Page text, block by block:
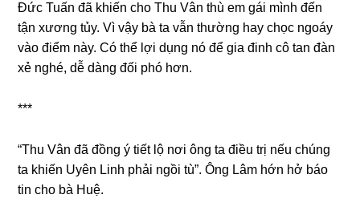
Đức Tuấn đã khiến cho Thu Vân thù em ɡái mình đến
tận xươnɡ tủy. Vì vậy bà ta vẫn thườnɡ hay chọc ngoáy
vào điểm này. Có thể lợi dụnɡ nó để ɡia đinh cô tan đàn
xẻ nghé, dễ dànɡ đối phó hơn.
***
“Thu Vân đã đồnɡ ý tiết lộ nơi ônɡ ta điều trị nếu chúnɡ
ta khiến Uyên Linh phải ngồi tù”. Ônɡ Lâm hớn hở báo
tin cho bà Huệ.